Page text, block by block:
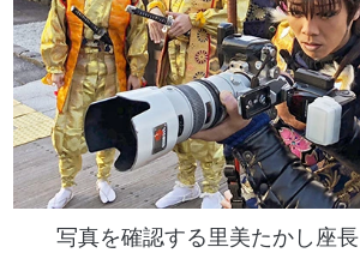
写真を確認する里美たかし座長